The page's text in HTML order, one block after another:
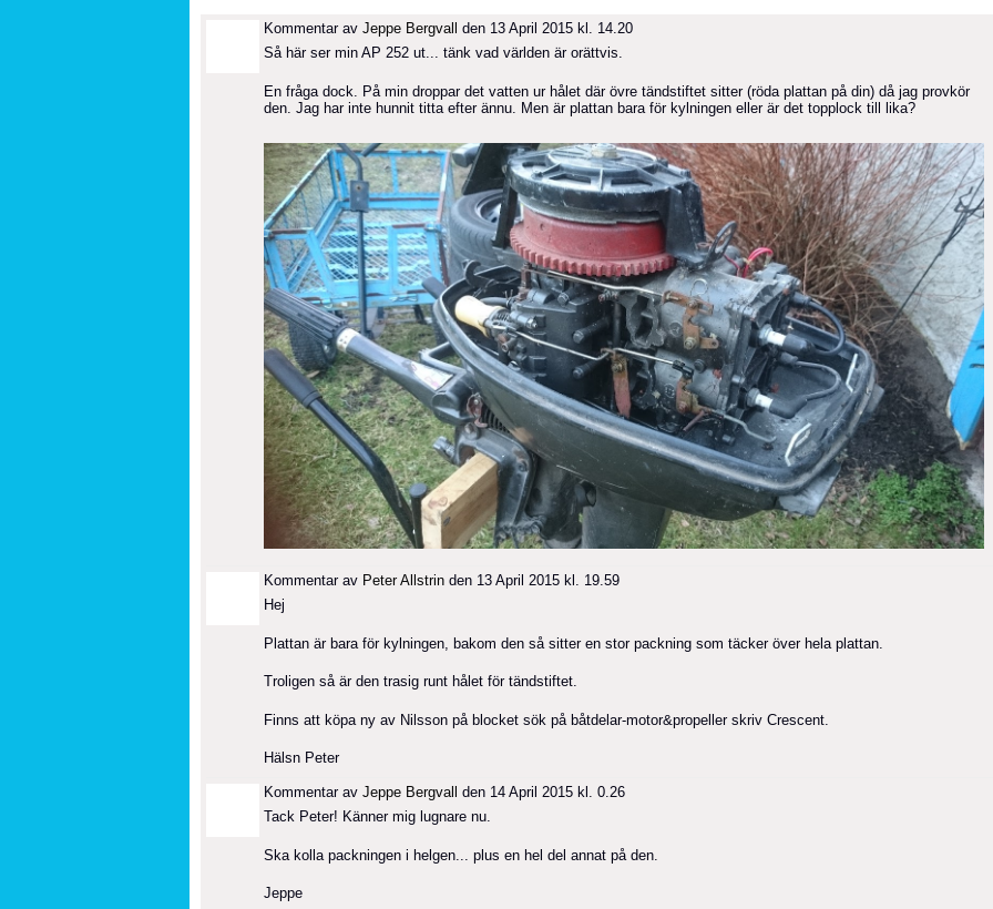
Kommentar av Jeppe Bergvall den 13 April 2015 kl. 14.20
Så här ser min AP 252 ut... tänk vad världen är orättvis.
En fråga dock. På min droppar det vatten ur hålet där övre tändstiftet sitter (röda plattan på din) då jag provkör
den. Jag har inte hunnit titta efter ännu. Men är plattan bara för kylningen eller är det topplock till lika?
Kommentar av Peter Allstrin den 13 April 2015 kl. 19.59
Hej
Plattan är bara för kylningen, bakom den så sitter en stor packning som täcker över hela plattan.
Troligen så är den trasig runt hålet för tändstiftet.
Finns att köpa ny av Nilsson på blocket sök på båtdelar-motor&propeller skriv Crescent.
Hälsn Peter
Kommentar av Jeppe Bergvall den 14 April 2015 kl. 0.26
Tack Peter! Känner mig lugnare nu.
Ska kolla packningen i helgen... plus en hel del annat på den.
Jeppe